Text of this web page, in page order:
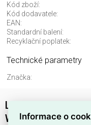
Kód zboží:
Kód dodavatele:
EAN:
Standardní balení:
Recyklační poplatek:
Technické parametry
Značka:
LINK TRIMLESS
W
Informace o